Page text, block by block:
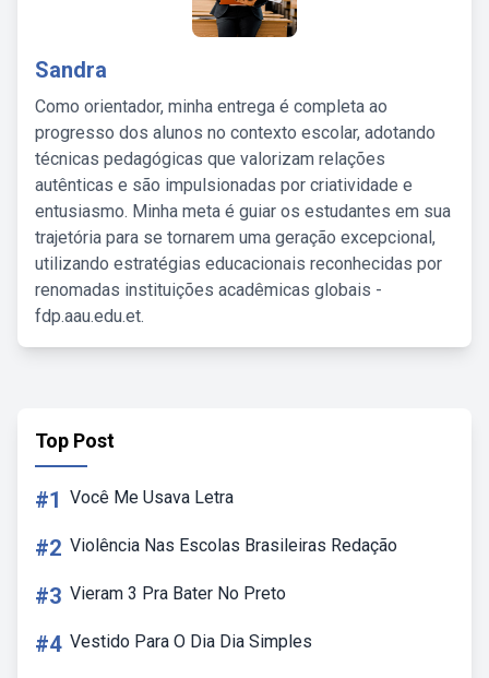
Sandra
Como orientador, minha entrega é completa ao
progresso dos alunos no contexto escolar, adotando
técnicas pedagógicas que valorizam relações
autênticas e são impulsionadas por criatividade e
entusiasmo. Minha meta é guiar os estudantes em sua
trajetória para se tornarem uma geração excepcional,
utilizando estratégias educacionais reconhecidas por
renomadas instituições acadêmicas globais -
fdp.aau.edu.et.
Top Post
#1 Você Me Usava Letra
#2 Violência Nas Escolas Brasileiras Redação
#3 Vieram 3 Pra Bater No Preto
#4 Vestido Para O Dia Dia Simples